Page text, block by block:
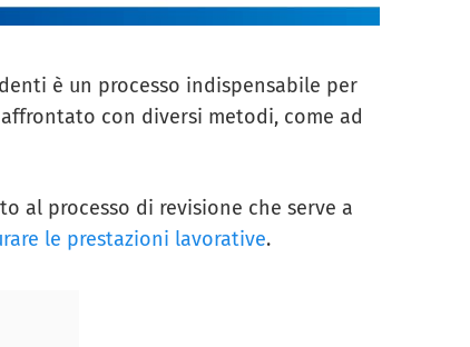
è un processo indispensabile per
con diversi metodi, come ad
al processo di revisione che serve a
le prestazioni lavorative.